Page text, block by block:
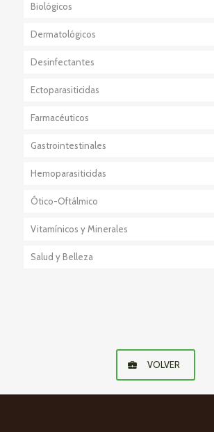
Internos
Externo+Interno
Biológicos
Dermatológicos
Desinfectantes
Ectoparasiticidas
Farmacéuticos
Anestésico-Sedante
Eutanásicos
Gastrointestinales
Hemoparasiticidas
Ótico-Oftálmico
Vitamínicos y Minerales
Salud y Belleza
VOLVER